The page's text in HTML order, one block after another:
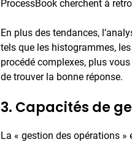
ProcessBook cherchent à
En plus des tendances,
tels que les histogrammes,
procédé complexes, plus
de trouver la bonne réponse.
3. Capacités de
La « gestion des opérations